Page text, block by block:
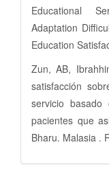
Educational
Adaptation
Education
Zun, AB,
satisfacción
servicio
pacientes que
Bharu. Malasia .